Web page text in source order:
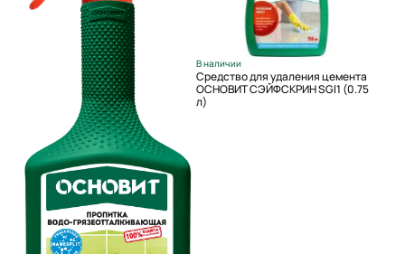
В наличии
Средство для удаления цемента
ОСНОВИТ СЭЙФСКРИН SGl1 (0.75
л)